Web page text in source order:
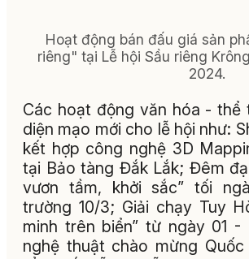
Hoạt động bán đấu giá sản
riêng" tại Lễ hội Sầu riêng
2024.
Các hoạt động văn hóa - thể
diện mạo mới cho lễ hội như:
kết hợp công nghệ 3D
tại Bảo tàng Đắk Lắk; Đêm
vươn tầm, khởi sắc” tối
trường 10/3; Giải chạy Tuy
minh trên biển” từ ngày 01 -
nghệ thuật chào mừng